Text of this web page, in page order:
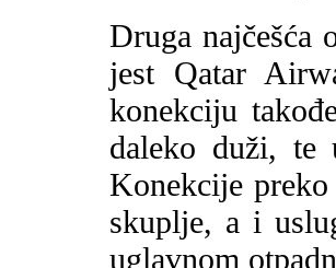
Druga najčešća
jest Qatar
konekciju
daleko duži, te
Konekcije
skuplje, a i
uglavnom